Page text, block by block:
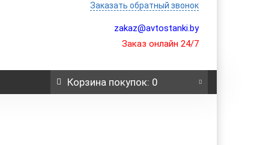
Заказать обратный звонок
zakaz@avtostanki.by
Заказ онлайн 24/7
Корзинапокупок: 0